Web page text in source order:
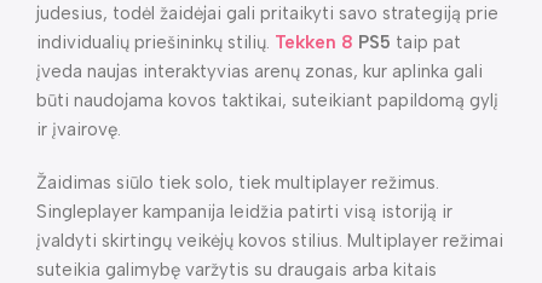
judesius, todėl žaidėjai gali pritaikyti savo strategiją prie
individualių priešininkų stilių. Tekken 8 PS5 taip pat
įveda naujas interaktyvias arenų zonas, kur aplinka gali
būti naudojama kovos taktikai, suteikiant papildomą gylį
ir įvairovę.
Žaidimas siūlo tiek solo, tiek multiplayer režimus.
Singleplayer kampanija leidžia patirti visą istoriją ir
įvaldyti skirtingų veikėjų kovos stilius. Multiplayer režimai
suteikia galimybę varžytis su draugais arba kitais